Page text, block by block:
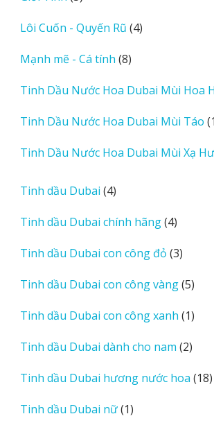
phẩm
Lôi Cuốn - Quyến Rũ 44
Mạnh mẽ - Cá tính 88
phẩm
Tinh Dầu Nước Hoa Dubai Mùi Hoa
Tinh Dầu Nước Hoa Dubai Mùi Táo 1
Tinh Dầu Nước Hoa Dubai Mùi Xạ
Tinh dầu Dubai 44
phẩm
Tinh dầu Dubai chính hãng 44
phẩm
Tinh dầu Dubai con công đỏ 33
phẩm
Tinh dầu Dubai con công vàng 55
phẩm
Tinh dầu Dubai con công xanh 11
phẩm
Tinh dầu Dubai dành cho nam 22
phẩm
Tinh dầu Dubai hương nước hoa 1818
Tinh dầu Dubai nữ 11